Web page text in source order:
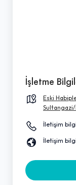
İşletme
Eski
İletişim
İletişim